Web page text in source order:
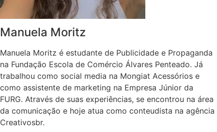
Manuela Moritz
Manuela Moritz é estudante de Publicidade e Propaganda
na Fundação Escola de Comércio Álvares Penteado. Já
trabalhou como social media na Mongiat Acessórios e
como assistente de marketing na Empresa Júnior da
FURG. Através de suas experiências, se encontrou na área
da comunicação e hoje atua como conteudista na agência
Creativosbr.